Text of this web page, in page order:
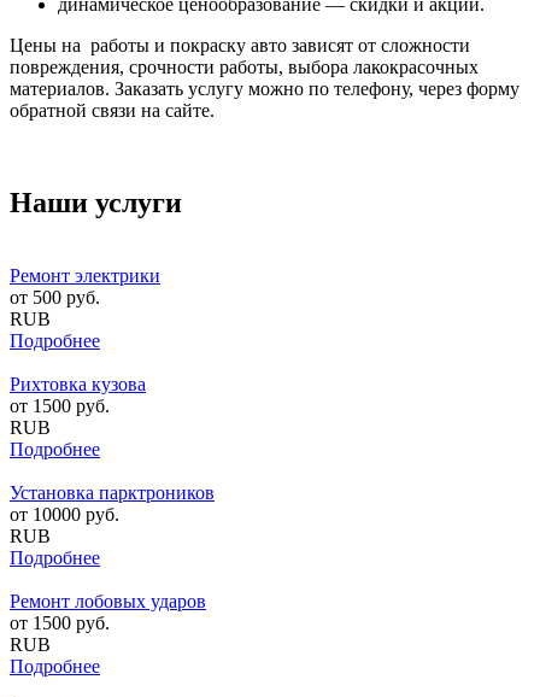
динамическое ценообразование — скидки и акции.
Цены на работы и покраску авто зависят от сложности
повреждения, срочности работы, выбора лакокрасочных
материалов. Заказать услугу можно по телефону, через форму
обратной связи на сайте.
Наши услуги
Ремонт электрики
от 500 руб.
RUB
Подробнее
Рихтовка кузова
от 1500 руб.
RUB
Подробнее
Установка парктроников
от 10000 руб.
RUB
Подробнее
Ремонт лобовых ударов
от 1500 руб.
RUB
Подробнее